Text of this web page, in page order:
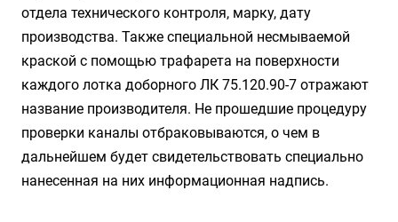
отдела технического контроля, марку, дату
производства. Также специальной несмываемой
краской с помощью трафарета на поверхности
каждого лотка доборного ЛК 75.120.90-7 отражают
название производителя. Не прошедшие процедуру
проверки каналы отбраковываются, о чем в
дальнейшем будет свидетельствовать специально
нанесенная на них информационная надпись.